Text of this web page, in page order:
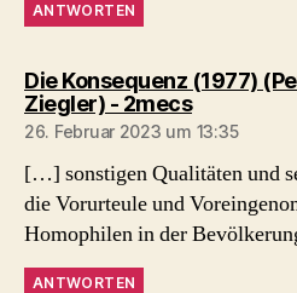
ANTWORTEN
Die Konsequenz (1977)
Ziegler) - 2mecssagt:
26. Februar 2023 um 13:35
[…] sonstigen Qualitäten und
die Vorurteule und
Homophilen in der
ANTWORTEN